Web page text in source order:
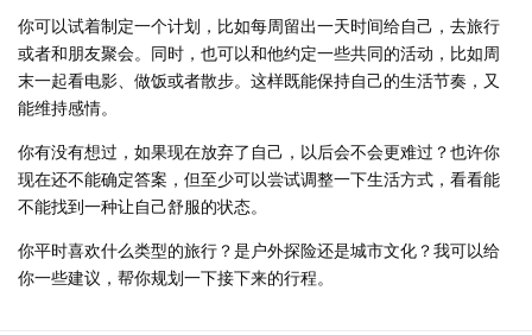
你可以试着制定一个计划，比如每周留出一天时间给自己，去旅行
或者和朋友聚会。同时，也可以和他约定一些共同的活动，比如周
末一起看电影、做饭或者散步。这样既能保持自己的生活节奏，又
能维持感情。
你有没有想过，如果现在放弃了自己，以后会不会更难过？也许你
现在还不能确定答案，但至少可以尝试调整一下生活方式，看看能
不能找到一种让自己舒服的状态。
你平时喜欢什么类型的旅行？是户外探险还是城市文化？我可以给
你一些建议，帮你规划一下接下来的行程。